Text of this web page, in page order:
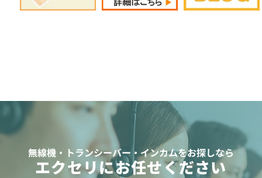
無線機・トランシーバー・インカムをお探しなら
エクセリにお任せください